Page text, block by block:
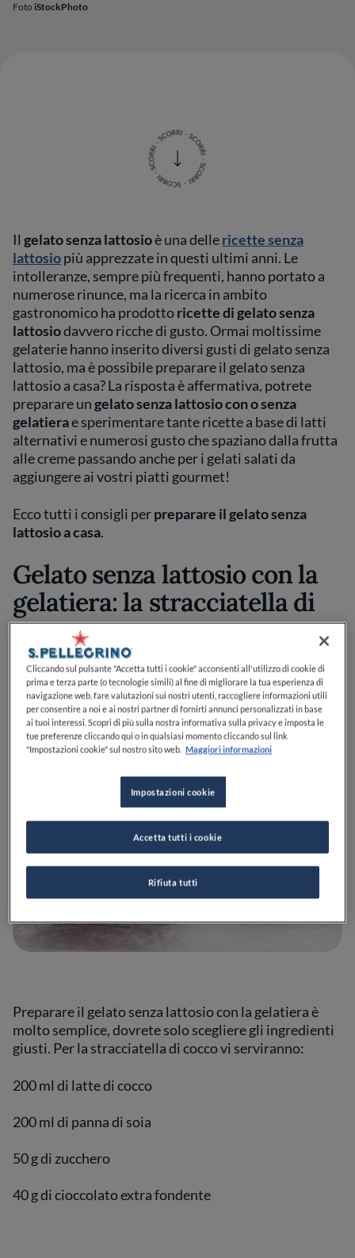
Foto iStockPhoto
Il gelato senza lattosioè una dellericette senza
lattosiopiù apprezzate in questi ultimi anni. Le
intolleranze, sempre più frequenti, hanno portato a
numerose rinunce, ma la ricerca in ambito
gastronomico ha prodottoricette di gelato senza
lattosiodavvero ricche di gusto. Ormai moltissime
gelaterie hanno inserito diversi gusti di gelato senza
lattosio, ma è possibile preparare il gelato senza
lattosio a casa? La risposta è affermativa, potrete
preparare ungelato senza lattosio con o senza
gelatierae sperimentare tante ricette a base di latti
alternativi e numerosi gusto che spaziano dalla frutta
alle creme passando anche per i gelati salati da
aggiungere ai vostri piatti gourmet!
Ecco tutti i consigli perpreparare il gelato senza
lattosio a casa.
Gelato senza lattosio con la
gelatiera: la stracciatella di
cocco
Preparare il gelato senza lattosio con la gelatiera è
molto semplice, dovrete solo scegliere gli ingredienti
giusti. Per la stracciatella di cocco vi serviranno:
200 ml di latte di cocco
200 ml di panna di soia
50 g di zucchero
40 g di cioccolato extra fondente
Cliccando sul pulsante "Accetta tutti i cookie" acconsenti all'utilizzo di cookie di
prima e terza parte (o tecnologie simili) al fine di migliorare la tua esperienza di
navigazione web, fare valutazioni sui nostri utenti, raccogliere informazioni utili
per consentire a noi e ai nostri partner di fornirti annunci personalizzati in base
ai tuoi interessi. Scopri di più sulla nostra informativa sulla privacy e imposta le
tue preferenze cliccando qui o in qualsiasi momento cliccando sul link
"Impostazioni cookie" sul nostro sito web. Maggiori informazioni
Impostazioni cookie
Rifiuta tutti
Accetta tutti i cookie